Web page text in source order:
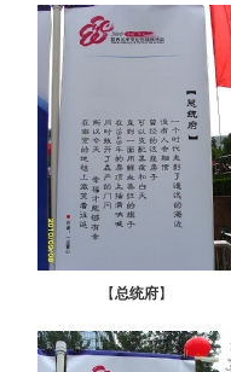
【总统府】